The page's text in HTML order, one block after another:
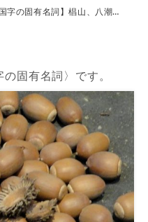
字の固有名詞】椙山、八潮市垳、磐田市匂坂、椚、金鯱城
固有名詞〉です。